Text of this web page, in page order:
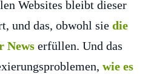
Websites bleibt dieser
und das, obwohl sie die
News erfüllen. Und das
wie es